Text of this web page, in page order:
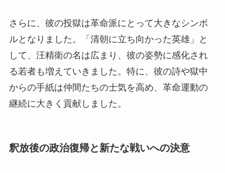
さらに、彼の投獄は革命派にとって大きなシンボ
ルとなりました。「清朝に立ち向かった英雄」と
して、汪精衛の名は広まり、彼の姿勢に感化され
る若者も増えていきました。特に、彼の詩や獄中
からの手紙は仲間たちの士気を高め、革命運動の
継続に大きく貢献しました。
釈放後の政治復帰と新たな戦いへの決意